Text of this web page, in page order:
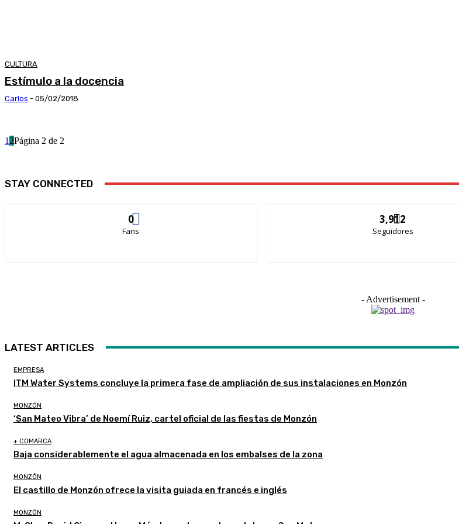
CULTURA
Estímulo a la docencia
Carlos - 05/02/2018
1 2Página 2 de 2
STAY CONNECTED
0
Fans
3,912
Seguidores
- Advertisement -
LATEST ARTICLES
EMPRESA
ITM Water Systems concluye la primera fase de ampliación de sus instalaciones en Monzón
MONZÓN
‘San Mateo Vibra’ de Noemí Ruiz, cartel oficial de las fiestas de Monzón
+ COMARCA
Baja considerablemente el agua almacenada en los embalses de la zona
MONZÓN
El castillo de Monzón ofrece la visita guiada en francés e inglés
MONZÓN